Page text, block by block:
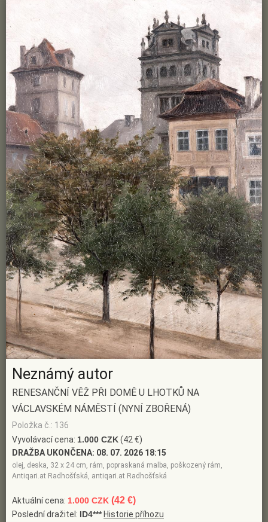
Neznámý autor
RENESANČNÍ VĚŽ PŘI DOMĚ U LHOTKŮ NA
VÁCLAVSKÉM NÁMĚSTÍ (NYNÍ ZBOŘENÁ)
Položka č.: 136
Vyvolávací cena: 1.000 CZK(42 €)
DRAŽBA UKONČENA: 08. 07. 2026 18:15
olej, deska, 32 x 24 cm, rám, popraskaná malba, poškozený rám,
Antiqari.at Radhošťská, antiqari.at Radhošťská
Aktuální cena: 1.000 CZK (42 €)
Poslední dražitel: ID4*** Historie příhozu